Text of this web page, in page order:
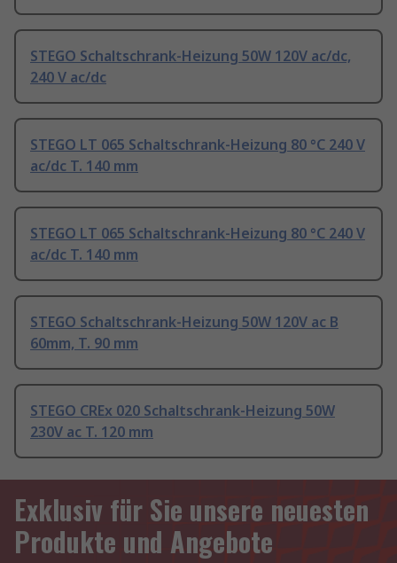
STEGO Schaltschrank-Heizung 50W 120V ac/dc,
240 V ac/dc
STEGO LT 065 Schaltschrank-Heizung 80 °C 240 V
ac/dc T. 140 mm
STEGO LT 065 Schaltschrank-Heizung 80 °C 240 V
ac/dc T. 140 mm
STEGO Schaltschrank-Heizung 50W 120V ac B
60mm, T. 90 mm
STEGO CREx 020 Schaltschrank-Heizung 50W
230V ac T. 120 mm
Exklusiv für Sie unsere neuesten
Produkte und Angebote